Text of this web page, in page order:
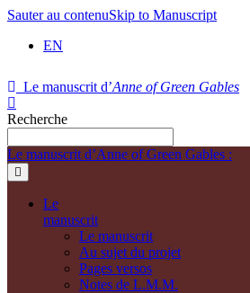
Sauter au contenuSkip to Manuscript
EN
Le manuscrit d’Anne of Green Gables
Recherche
Le manuscrit d’Anne of Green Gables :
Le
manuscrit
Le manuscrit
Au sujet du projet
Pages versos
Notes de L.M.M.